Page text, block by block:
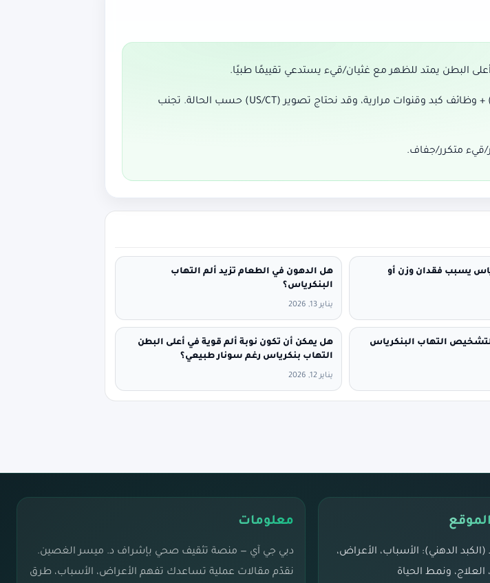
البطن يمتد للظهر مع غثيان/قيء يستدعي تقييمًا طبيًا.
تحاليل إنزيمات البنكرياس (Lipase/Amylase) + وظائف كبد وقنوات مرارية، وقد نحتاج تصوير (US/CT) حسب الحالة. تجنب
قيء متكرر/جفاف.
يسبب فقدان وزن أو
هل الدهون في الطعام تزيد ألم التهاب
البنكرياس؟
يناير 13, 2026
لتشخيص التهاب البنكرياس
هل يمكن أن تكون نوبة ألم قوية في أعلى البطن
التهاب بنكرياس رغم سونار طبيعي؟
يناير 12, 2026
(الكبد الدهني): الأسباب، الأعراض،
ونمط الحياة
معلومات
دبي جي آي — منصة تثقيف صحي بإشراف د. ميسر الغصين.
نقدّم مقالات عملية تساعدك تفهم الأعراض، الأسباب، طرق